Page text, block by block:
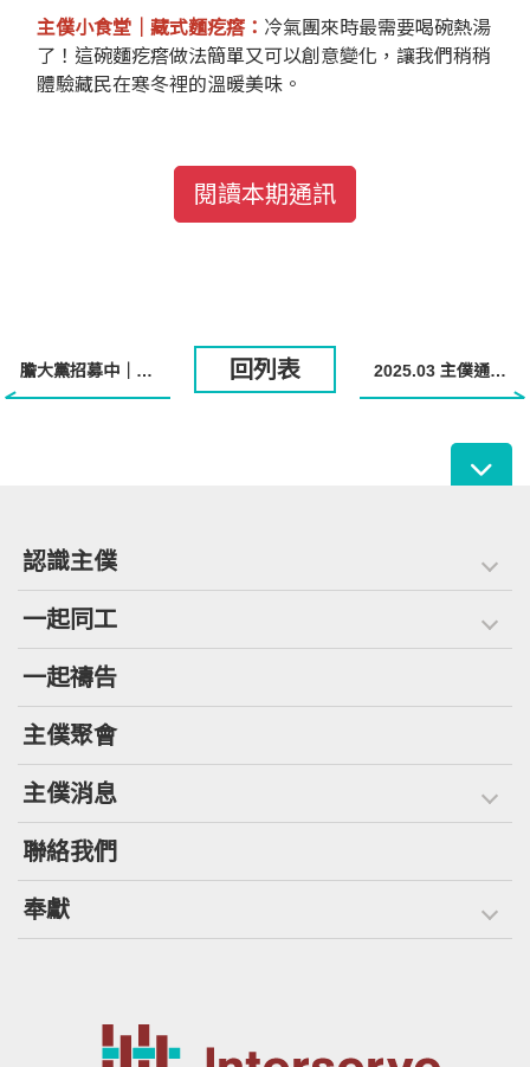
主僕小食堂｜藏式麵疙瘩： 冷氣團來時最需要喝碗熱湯
了！這碗麵疙瘩做法簡單又可以創意變化，讓我們稍稍
體驗藏民在寒冬裡的溫暖美味。
閱讀本期通訊
膽大黨招募中｜日本同路人說明茶會 回列表 2025.03 主僕通訊出刊了！
認識主僕
一起同工
一起禱告
主僕聚會
主僕消息
聯絡我們
奉獻